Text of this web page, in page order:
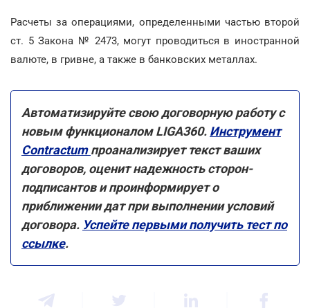
Расчеты за операциями, определенными частью второй
ст. 5 Закона № 2473, могут проводиться в иностранной
валюте, в гривне, а также в банковских металлах.
Автоматизируйте свою договорную работу с
новым функционалом LIGA360. Инструмент
Contractumпроанализирует текст ваших
договоров, оценит надежность сторон-
подписантов и проинформирует о
приближении дат при выполнении условий
договора. Успейте первыми получить тест по
ссылке.